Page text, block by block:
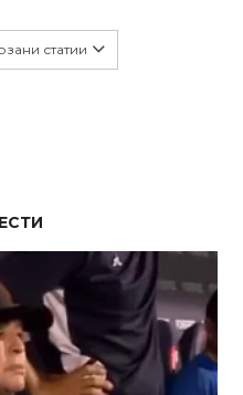
статии